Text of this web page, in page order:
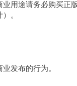
用途请务必购买
。
发布的行为。